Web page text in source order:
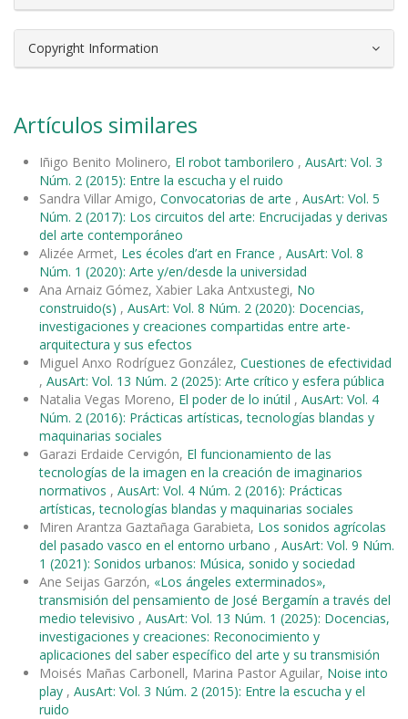
Copyright Information
Artículos similares
Iñigo Benito Molinero, El robot tamborilero , AusArt: Vol. 3
Núm. 2 (2015): Entre la escucha y el ruido
Sandra Villar Amigo, Convocatorias de arte , AusArt: Vol. 5
Núm. 2 (2017): Los circuitos del arte: Encrucijadas y derivas
del arte contemporáneo
Alizée Armet, Les écoles d’art en France , AusArt: Vol. 8
Núm. 1 (2020): Arte y/en/desde la universidad
Ana Arnaiz Gómez, Xabier Laka Antxustegi, No
construido(s) , AusArt: Vol. 8 Núm. 2 (2020): Docencias,
investigaciones y creaciones compartidas entre arte-
arquitectura y sus efectos
Miguel Anxo Rodríguez González, Cuestiones de efectividad
, AusArt: Vol. 13 Núm. 2 (2025): Arte crítico y esfera pública
Natalia Vegas Moreno, El poder de lo inútil , AusArt: Vol. 4
Núm. 2 (2016): Prácticas artísticas, tecnologías blandas y
maquinarias sociales
Garazi Erdaide Cervigón, El funcionamiento de las
tecnologías de la imagen en la creación de imaginarios
normativos , AusArt: Vol. 4 Núm. 2 (2016): Prácticas
artísticas, tecnologías blandas y maquinarias sociales
Miren Arantza Gaztañaga Garabieta, Los sonidos agrícolas
del pasado vasco en el entorno urbano , AusArt: Vol. 9 Núm.
1 (2021): Sonidos urbanos: Música, sonido y sociedad
Ane Seijas Garzón, «Los ángeles exterminados»,
transmisión del pensamiento de José Bergamín a través del
medio televisivo , AusArt: Vol. 13 Núm. 1 (2025): Docencias,
investigaciones y creaciones: Reconocimiento y
aplicaciones del saber específico del arte y su transmisión
Moisés Mañas Carbonell, Marina Pastor Aguilar, Noise into
play , AusArt: Vol. 3 Núm. 2 (2015): Entre la escucha y el
ruido